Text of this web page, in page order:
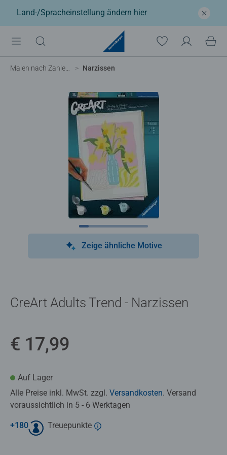
Land-/Spracheinstellung ändern hier
Malen nach Zahlen Erwachsene Narzissen
Zeige ähnliche Motive
CreArt Adults Trend - Narzissen
€ 17,99
Auf Lager
Alle Preise inkl. MwSt. zzgl. Versandkosten. Versand
voraussichtlich in 5 - 6 Werktagen
+180 Treuepunkte